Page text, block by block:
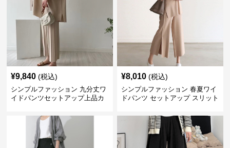
¥9,840 (税込)
シンプルファッション 九分丈ワ
イドパンツセットアップ上品カ
¥8,010 (税込)
シンプルファッション 春夏ワイ
ドパンツ セットアップ スリット